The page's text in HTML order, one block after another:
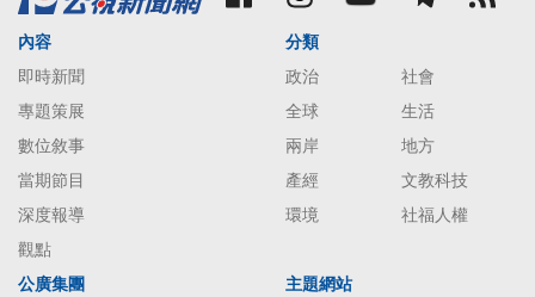
內容
即時新聞
專題策展
數位敘事
當期節目
深度報導
觀點
分類
政治
社會
全球
生活
兩岸
地方
產經
文教科技
環境
社福人權
公廣集團 主題網站